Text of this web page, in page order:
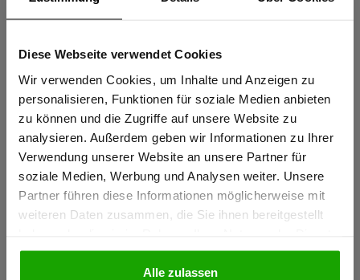
Diese Webseite verwendet Cookies
Wir verwenden Cookies, um Inhalte und Anzeigen zu
personalisieren, Funktionen für soziale Medien anbieten
zu können und die Zugriffe auf unsere Website zu
analysieren. Außerdem geben wir Informationen zu Ihrer
Verwendung unserer Website an unsere Partner für
soziale Medien, Werbung und Analysen weiter. Unsere
Partner führen diese Informationen möglicherweise mit
weiteren Daten zusammen, die Sie ihnen bereitgestellt
gesammelt haben.
Alle zulassen
Sportlicher Schnitt für perfekte Passform
Schulterreflexstreifen für erhöhte Sichtbarkeit
mehr anzeigen
Herstellerangaben
Schöffel PRO GmbH, Albert-Einstein-Strasse 1, 86830
Schwabmünchen, Deutschland
info@schoeffel-pro.com
Sind Sie
Gewerbetreibender?
Ich bestätige, dass ich Gewerbetreibender bin. Alle
Preise werden netto ausgewiesen.